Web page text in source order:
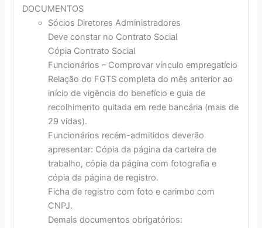
DOCUMENTOS
Sócios Diretores Administradores
Deve constar no Contrato Social
Cópia Contrato Social
Funcionários – Comprovar vínculo empregatício
Relação do FGTS completa do mês anterior ao
início de vigência do benefício e guia de
recolhimento quitada em rede bancária (mais de
29 vidas).
Funcionários recém-admitidos deverão
apresentar: Cópia da página da carteira de
trabalho, cópia da página com fotografia e
cópia da página de registro.
Ficha de registro com foto e carimbo com
CNPJ.
Demais documentos obrigatórios: